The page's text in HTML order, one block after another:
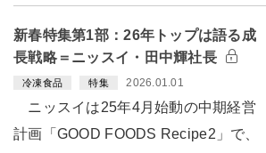
新春特集第1部：26年トップは語る成
長戦略＝ニッスイ・田中輝社長
冷凍食品 特集 2026.01.01
ニッスイは25年4月始動の中期経営
計画「GOOD FOODS Recipe2」で、